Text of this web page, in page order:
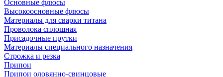
Основные флюсы
Высокоосновные флюсы
Материалы для сварки титана
Проволока сплошная
Присадочные прутки
Материалы специального назначения
Строжка и резка
Припои
Припои оловянно-свинцовые